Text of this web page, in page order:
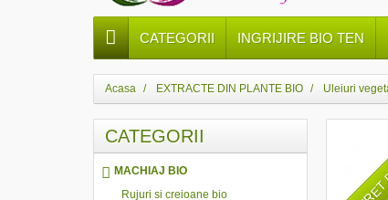
CATEGORII INGRIJIRE BIO TEN
Acasa EXTRACTE DIN PLANTE BIO Uleiuri
CATEGORII
MACHIAJ BIO
Rujuri si creioane bio